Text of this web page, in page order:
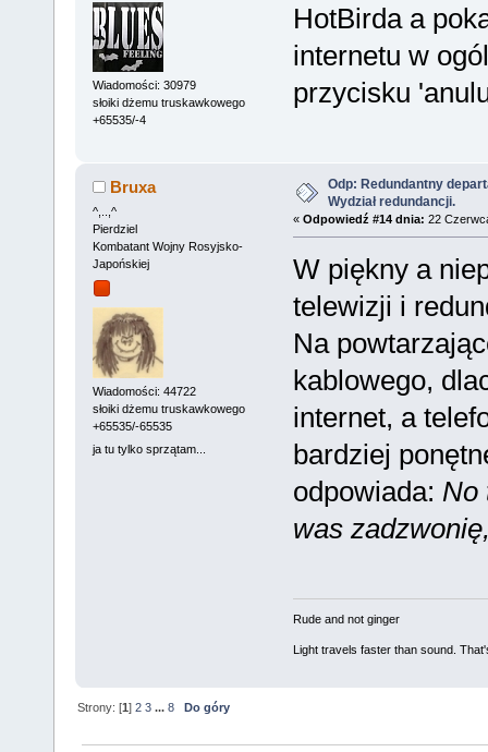
Wiadomości: 30979
słoiki dżemu truskawkowego
+65535/-4
HotBirda a
internetu w
przycisku
Bruxa
^,..,^
Pierdziel
Kombatant Wojny Rosyjsko-
Japońskiej
Wiadomości: 44722
słoiki dżemu truskawkowego
+65535/-65535
ja tu tylko sprzątam...
Odp: Redundantny
Wydział redundancji.
« Odpowiedź #14 dnia: 22
W piękny a
telewizji i
Na
kablowego,
internet, a
bardziej
odpowiada: No
was
Rude and not ginger
Light travels faster than sound.
Strony: [1]2 3 ...8 Do góry